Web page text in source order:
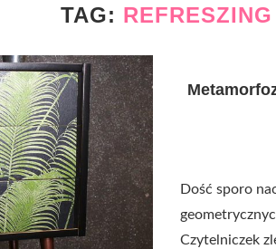
TAG: REFRESZING
Dość sporo
Czytelniczek